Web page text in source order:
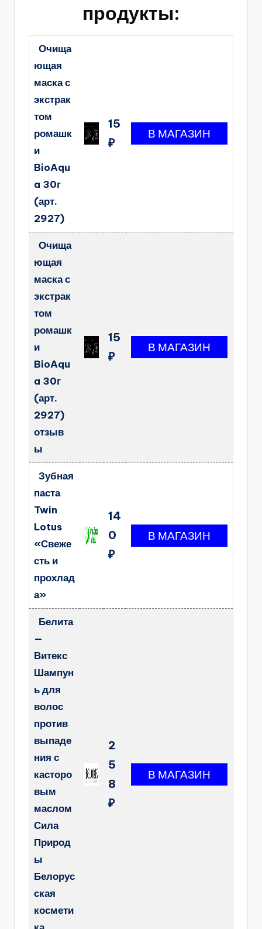
продукты:
Очища
ющая
маска с
экстрак
том
ромашк
и
BioAqu
a 30г
(арт.
2927)
15
₽
Очища
ющая
маска с
экстрак
том
ромашк
и
BioAqu
a 30г
(арт.
2927)
отзыв
ы
15
₽
Зубная
паста
Twin
Lotus
«Свеже
сть и
прохлад
а»
14
0
₽
Белита
—
Витекс
Шампун
ь для
волос
против
выпаде
ния с
касторо
вым
маслом
Сила
Природ
ы
Белорус
ская
космети
2
5
8
₽